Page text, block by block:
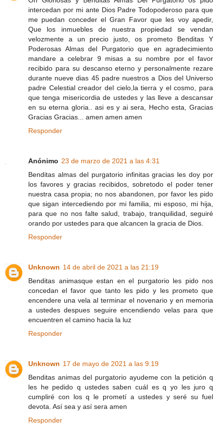
intercedan por mi ante Dios Padre Todopoderoso para que
me puedan conceder el Gran Favor que les voy apedir,
Que los inmuebles de nuestra propiedad se vendan
velozmente a un precio justo, os prometo Benditas Y
Poderosas Almas del Purgatorio que en agradecimiento
mandare a celebrar 9 misas a su nombre por el favor
recibido para su descanso eterno y personalmente rezare
durante nueve dias 45 padre nuestros a Dios del Universo
padre Celestial creador del cielo,la tierra y el cosmo, para
que tenga misericordia de ustedes y las lleve a descansar
en su eterna gloria.. asi es y ai sera, Hecho esta, Gracias
Gracias Gracias... amen amen amen
Responder
Anónimo 23 de marzo de 2021 a las 4:31
Benditas almas del purgatorio infinitas gracias les doy por
los favores y gracias recibidos, sobretodo el poder tener
nuestra casa propia; no nos abandonen, por favor les pido
que sigan intercediendo por mi familia, mi esposo, mi hija,
para que no nos falte salud, trabajo, tranquilidad, seguiré
orando por ustedes para que alcancen la gracia de Dios.
Responder
Unknown 14 de abril de 2021 a las 21:19
Benditas animasque estan en el purgatorio les pido nos
concedan el favor que tanto les pido y les prometo que
encendere una vela al terminar el novenario y en memoria
a ustedes despues seguire encendiendo velas para que
encuentren el camino hacia la luz
Responder
Unknown 17 de mayo de 2021 a las 9:19
Benditas animas del purgatorio ayudeme con la petición q
les he pedido q ustedes saben cuál es q yo les juro q
cumpliré con los q le prometí a ustedes y seré su fuel
devota. Así sea y así sera amen
Responder